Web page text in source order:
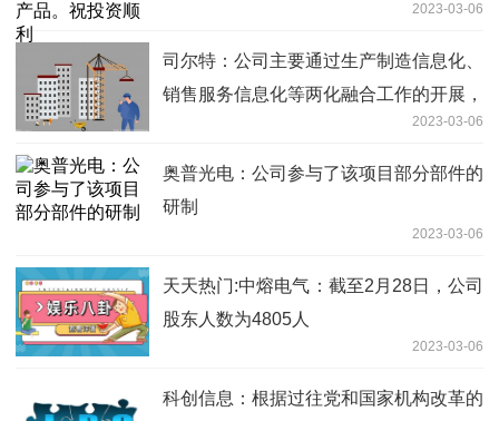
2023-03-06
司尔特：公司主要通过生产制造信息化、
销售服务信息化等两化融合工作的开展，
2023-03-06
奥普光电：公司参与了该项目部分部件的
研制
2023-03-06
天天热门:中熔电气：截至2月28日，公司
股东人数为4805人
2023-03-06
科创信息：根据过往党和国家机构改革的